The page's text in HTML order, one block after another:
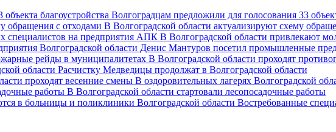
Волгоградцам предложили для голосования 33
В Волгоградской области актуализируют схему
В Волгоградской области привлекают
Денис Мантуров посетил промышленные
В Волгоградской области проходят
Расчистку Медведицы продолжат в Волгоградской области
В оздоровительных лагерях Волгоградской
В Волгоградской области стартовали лесопосадочные работы
Востребованные